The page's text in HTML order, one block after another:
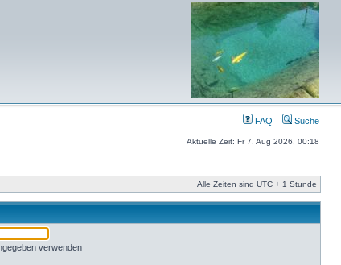
FAQ Suche
Aktuelle Zeit: Fr 7. Aug 2026, 00:18
Alle Zeiten sind UTC + 1 Stunde
verwenden